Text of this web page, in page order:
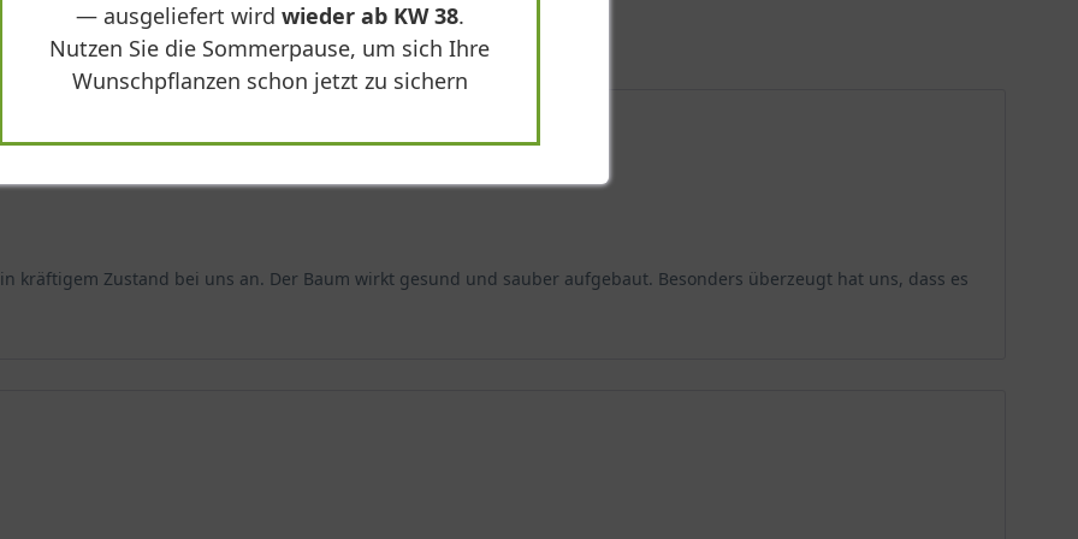
sich vom Mittelmeerraum über die Balkanländer bis nach Vorder- und Kleinasien. Der wunderschöne Baum
und wurde bereits in der Antike von den Römern eingeführt. Die Walnuss wurde bereits damals aufgrund ihrer
Teilen der Erde eingebürgert. Sie ist einer der beliebtestenLaubbäume
eignet sich für den Heimgarten
Selektionen des Walnussbaums und zeichnet sich durch ihre eher geringe Endhöhe aus. Im Vergleich zur
Wuchs
und mit einer auffallend wohlproportionierten, gleichmäßigen Wuchsform. Sie wird bis zu 8 Meter breit und bildet
dem Gärtner ganzjährig einen malerischen Anblick und im Sommer verwöhnt mit einem erfrischenden
10‘ - Juglans regia ’Milotai 10'"
kräftigem Zustand bei uns an. Der Baum wirkt gesund und sauber aufgebaut. Besonders überzeugt hat uns, dass es
— ausgeliefert wird wieder ab KW 38.
Nutzen Sie die Sommerpause, um sich Ihre
Wunschpflanzen schon jetzt zu sichern